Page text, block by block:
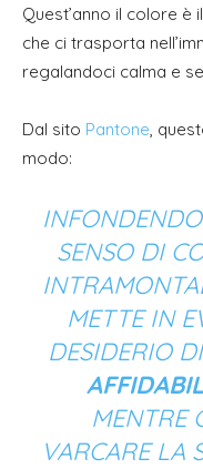
Quest’anno il colore è
che ci trasporta
regalandoci calma e
Dal sito Pantone,
modo:
SENSO DI
METTE IN
DESIDERIO
MENTRE
VARCARE LA